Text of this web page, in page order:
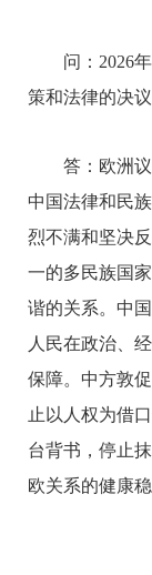
问：2026
策和法律的决
答： 欧洲
中国法律和民
烈不满和坚决
一的多民族国
谐的关系。中
人民在政治、
保障。 中方敦
止以人权为借
台背书，停止
欧关系的健康稳